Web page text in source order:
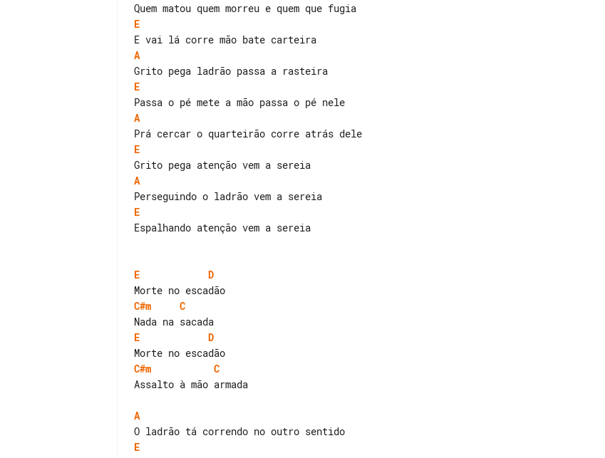
E
A
E
A
E
A
E
Espalhando atenção vem a sereia
E
D
C#m
C
E
D
C#m
C
Assalto à mão armada
A
E